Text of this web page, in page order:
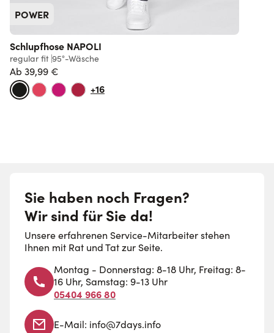
POWER
Schlupfhose NAPOLI
regular fit 95°-Wäsche
Ab 39,99 €
+16
Sie haben noch Fragen?
Wir sind für Sie da!
Unsere erfahrenen Service-Mitarbeiter stehen
Ihnen mit Rat und Tat zur Seite.
Montag - Donnerstag: 8-18 Uhr, Freitag: 8-
16 Uhr, Samstag: 9-13 Uhr
05404 966 80
E-Mail: info@7days.info